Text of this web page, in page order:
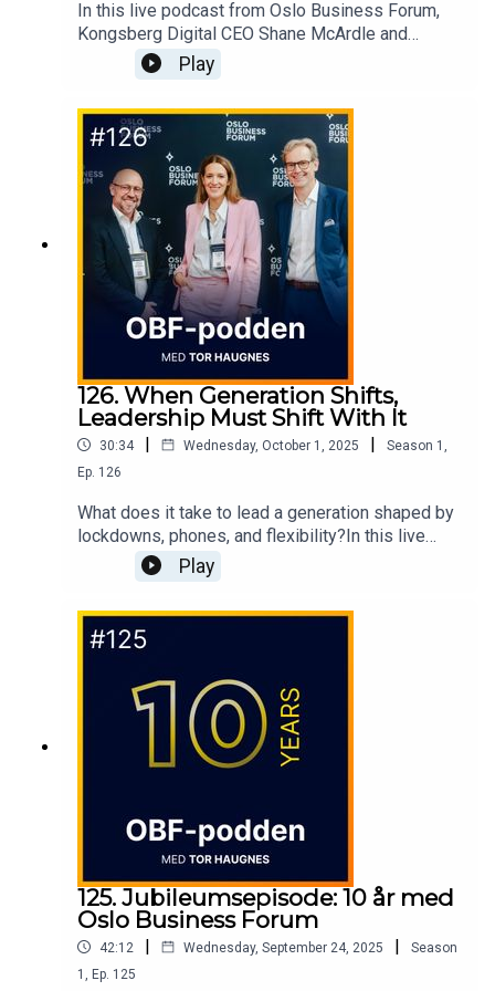
In this live podcast from Oslo Business Forum,
Kongsberg Digital CEO Shane McArdle and
Olympic champion Aksel Lund Svindal explore the
parallels between business and elite sports.What
teams, and stay aligned in high-stakes
environments?
Play
126. When Generation Shifts,
Leadership Must Shift With It
30:34 | Wednesday, October 1, 2025 | Season 1
Ep. 126
What does it take to lead a generation shaped by
lockdowns, phones, and flexibility?In this live
episode from Oslo Business Forum 2025, Dr.
Eliza Filby and Dennis Højland Nyegaard (CEO,
workplace of tomorrow must look like - and how
leaders need to rethink flexibility, culture, and the
role of feedback.“AI will generate the feedback –
what we need is advice and conversation.”Dr.
Eliza Filby
Play
125. Jubileumsepisode: 10 år med
Oslo Business Forum
42:12 | Wednesday, September 24, 2025 |
Season
1 , Ep. 125